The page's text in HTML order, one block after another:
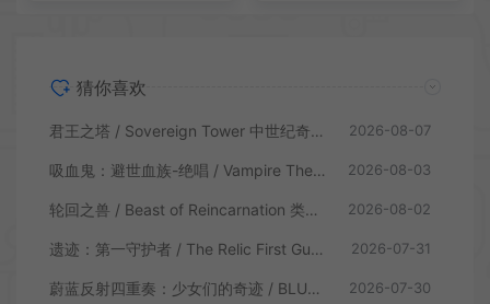
猜你喜欢
君王之塔 / Sovereign Tower 中世纪奇幻模拟RPG游戏 2026-08-07
吸血鬼：避世血族-绝唱 / Vampire The Masquerade Swansong 2026-08-03
轮回之兽 / Beast of Reincarnation 类魂硬核动作RPG游戏 2026-08-02
遗迹：第一守护者 / The Relic First Guardian 类魂动作RPG游戏 2026-07-31
蔚蓝反射四重奏：少女们的奇迹 / BLUE REFLECTION Quartet 卡通回合制RPG游戏 2026-07-30